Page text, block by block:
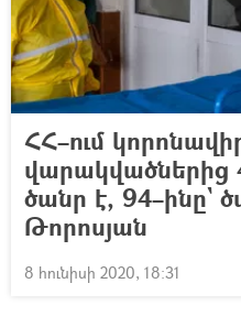
ՀՀ–ում
վարակվածներից
ծանր է, 94–ինը`
Թորոսյան
8 հունիսի 2020, 18:31